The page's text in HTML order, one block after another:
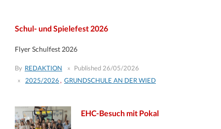
Schul- und Spielefest 2026
Flyer Schulfest 2026
By REDAKTION Published 26/05/2026
2025/2026, GRUNDSCHULE AN DER WIED
EHC-Besuch mit Pokal